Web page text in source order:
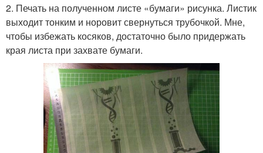
2. Печать на полученном листе «бумаги» рисунка. Листик
выходит тонким и норовит свернуться трубочкой. Мне,
чтобы избежать косяков, достаточно было придержать
края листа при захвате бумаги.